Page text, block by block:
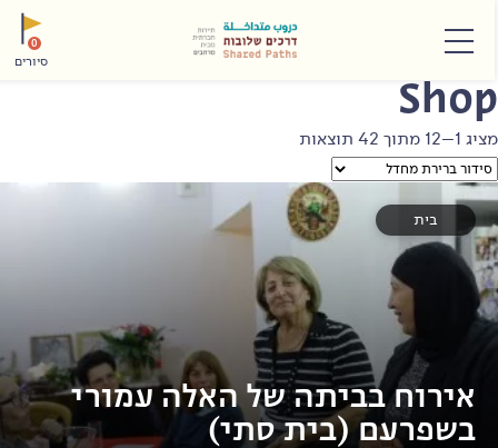
תפריט 0
סיורים
1–12 מתוך 42 תוצאות
בית
אירוח בביתה של האלה עמורי
בשפרעם (בית סתי)